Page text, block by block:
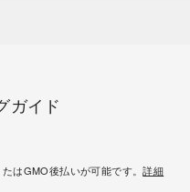
ガイド
はGMO後払いが可能です。詳細